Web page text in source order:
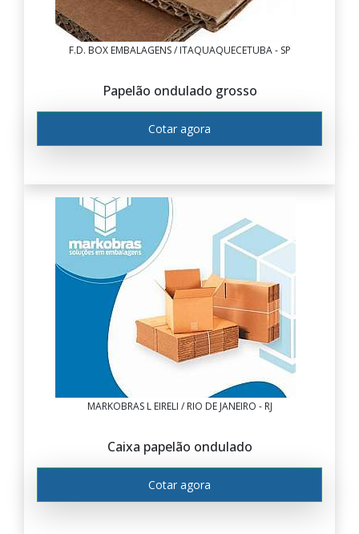
F.D. BOX EMBALAGENS / ITAQUAQUECETUBA - SP
Papelão ondulado grosso
Cotar agora
MARKOBRAS L EIRELI / RIO DE JANEIRO - RJ
Caixa papelão ondulado
Cotar agora